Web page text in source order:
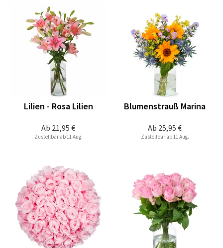
Ab 21,95 €
Lilien - Rosa Lilien
Zustellbar ab 11 Aug.
Ab 25,95 €
Blumenstrauß Marina
Zustellbar ab 11 Aug.